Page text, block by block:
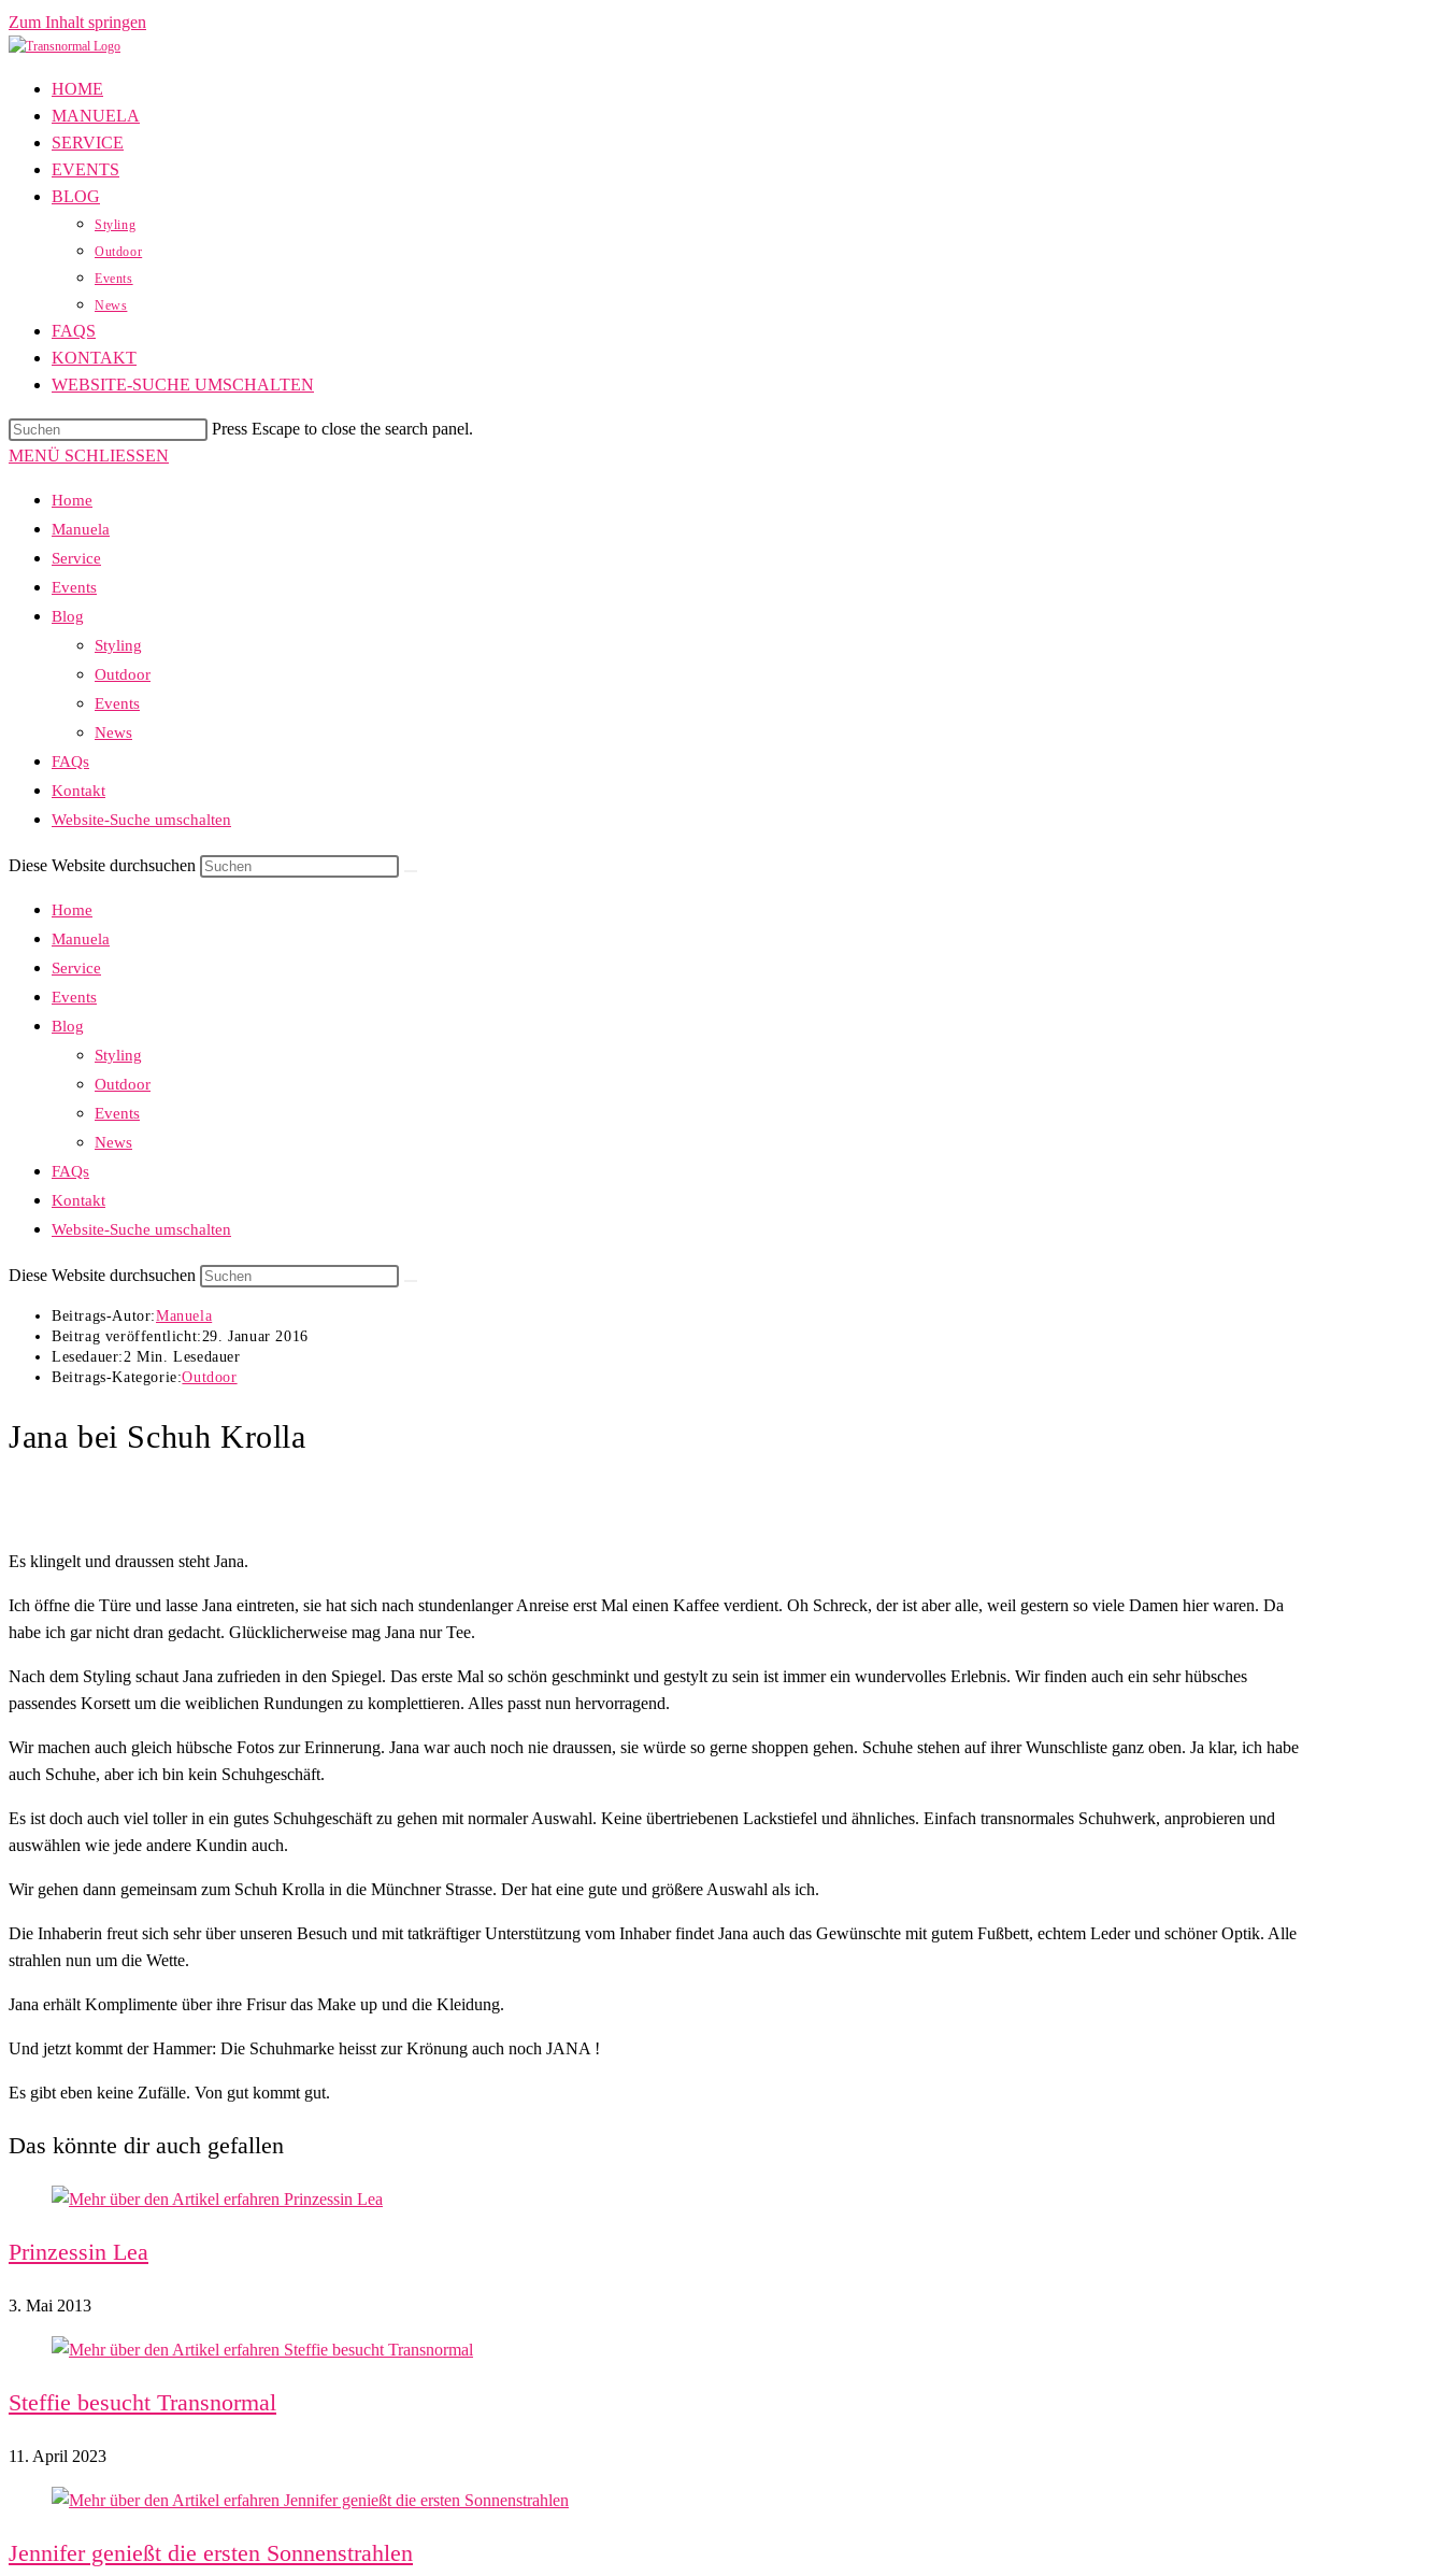
Zum Inhalt springen
HOME
MANUELA
SERVICE
EVENTS
BLOG
Styling
Outdoor
Events
News
FAQS
KONTAKT
WEBSITE-SUCHE UMSCHALTEN
Press Escape to close the search panel.
MENÜ SCHLIESSEN
Home
Manuela
Service
Events
Blog
Styling
Outdoor
Events
News
FAQs
Kontakt
Website-Suche umschalten
Diese Website durchsuchen
Home
Manuela
Service
Events
Blog
Styling
Outdoor
Events
News
FAQs
Kontakt
Website-Suche umschalten
Diese Website durchsuchen
Beitrags-Autor:Manuela
Beitrag veröffentlicht:29. Januar 2016
Lesedauer:2 Min. Lesedauer
Beitrags-Kategorie:Outdoor
Jana bei Schuh Krolla
Es klingelt und draussen steht Jana.
Ich öffne die Türe und lasse Jana eintreten, sie hat sich nach stundenlanger Anreise erst Mal einen Kaffee verdient. Oh Schreck, der ist aber alle, weil gestern so viele Damen hier waren. Da
habe ich gar nicht dran gedacht. Glücklicherweise mag Jana nur Tee.
Nach dem Styling schaut Jana zufrieden in den Spiegel. Das erste Mal so schön geschminkt und gestylt zu sein ist immer ein wundervolles Erlebnis. Wir finden auch ein sehr hübsches
passendes Korsett um die weiblichen Rundungen zu komplettieren. Alles passt nun hervorragend.
Wir machen auch gleich hübsche Fotos zur Erinnerung. Jana war auch noch nie draussen, sie würde so gerne shoppen gehen. Schuhe stehen auf ihrer Wunschliste ganz oben. Ja klar, ich habe
auch Schuhe, aber ich bin kein Schuhgeschäft.
Es ist doch auch viel toller in ein gutes Schuhgeschäft zu gehen mit normaler Auswahl. Keine übertriebenen Lackstiefel und ähnliches. Einfach transnormales Schuhwerk, anprobieren und
auswählen wie jede andere Kundin auch.
Wir gehen dann gemeinsam zum Schuh Krolla in die Münchner Strasse. Der hat eine gute und größere Auswahl als ich.
Die Inhaberin freut sich sehr über unseren Besuch und mit tatkräftiger Unterstützung vom Inhaber findet Jana auch das Gewünschte mit gutem Fußbett, echtem Leder und schöner Optik. Alle
strahlen nun um die Wette.
Jana erhält Komplimente über ihre Frisur das Make up und die Kleidung.
Und jetzt kommt der Hammer: Die Schuhmarke heisst zur Krönung auch noch JANA !
Es gibt eben keine Zufälle. Von gut kommt gut.
Das könnte dir auch gefallen
Prinzessin Lea
3. Mai 2013
Steffie besucht Transnormal
11. April 2023
Jennifer genießt die ersten Sonnenstrahlen